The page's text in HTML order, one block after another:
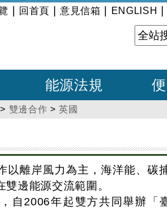
回首頁 意見信箱 ENGLISH
能源法規
> 雙邊合作 >英國
以離岸風力為主，海洋能、
邊能源交流範圍。
自2006年起雙方共同舉辦